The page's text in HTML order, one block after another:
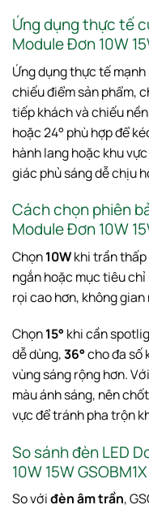
Ứng dụng thực tế
Module Đơn 10W
Ứng dụng thực tế
chiếu điểm sản phẩm,
tiếp khách và chiếu
hoặc 24° phù hợp để
hành lang hoặc khu
giác phủ sáng dễ chịu
Cách chọn phiên
Module Đơn 10W
Chọn10Wkhi trần
ngắn hoặc mục tiêu
rọi cao hơn, không
Chọn15°khi cần
dễ dùng,36°cho đa số
vùng sáng rộng hơn.
màu ánh sáng, nên
vực để tránh pha trộn
So sánh đèn LED
10W 15W
So vớiđèn âm trần,